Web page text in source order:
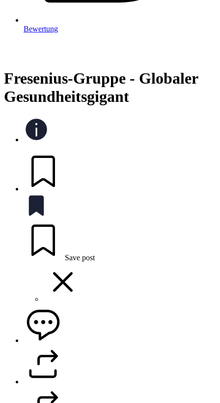
Bewertung
Fresenius-Gruppe - Globaler
Gesundheitsgigant
Save post